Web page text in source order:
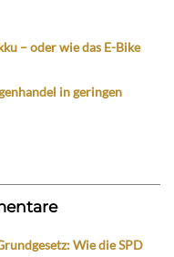
– oder wie das E-Bike
in geringen
Wie die SPD